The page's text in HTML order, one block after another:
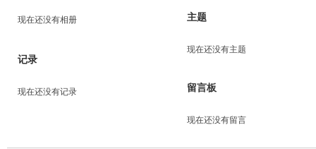
现在还没有相册
记录
现在还没有记录
主题
现在还没有主题
留言板
现在还没有留言